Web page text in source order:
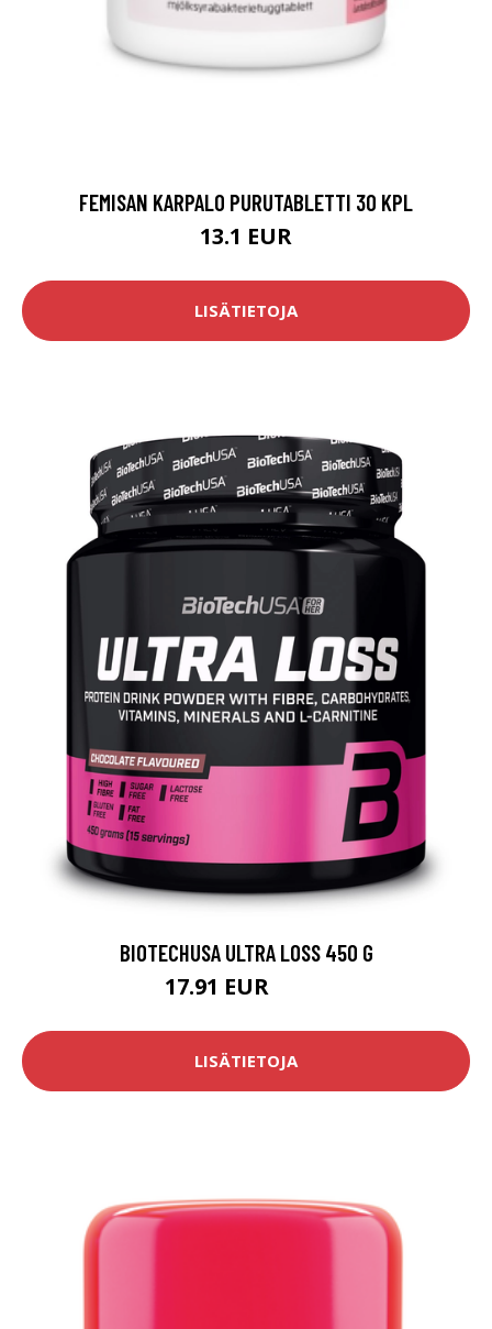
FEMISAN KARPALO PURUTABLETTI 30 KPL
13.1 EUR
LISÄTIETOJA
BIOTECHUSA ULTRA LOSS 450 G
17.91 EUR
LISÄTIETOJA